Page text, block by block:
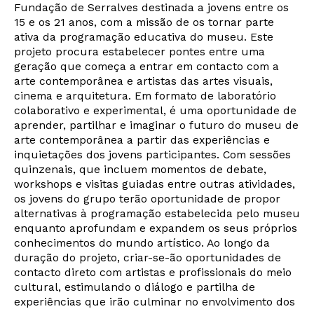
Fundação de Serralves destinada a jovens entre os
15 e os 21 anos, com a missão de os tornar parte
ativa da programação educativa do museu. Este
projeto procura estabelecer pontes entre uma
geração que começa a entrar em contacto com a
arte contemporânea e artistas das artes visuais,
cinema e arquitetura. Em formato de laboratório
colaborativo e experimental, é uma oportunidade de
aprender, partilhar e imaginar o futuro do museu de
arte contemporânea a partir das experiências e
inquietações dos jovens participantes. Com sessões
quinzenais, que incluem momentos de debate,
workshops e visitas guiadas entre outras atividades,
os jovens do grupo terão oportunidade de propor
alternativas à programação estabelecida pelo museu
enquanto aprofundam e expandem os seus próprios
conhecimentos do mundo artístico. Ao longo da
duração do projeto, criar-se-ão oportunidades de
contacto direto com artistas e profissionais do meio
cultural, estimulando o diálogo e partilha de
experiências que irão culminar no envolvimento dos